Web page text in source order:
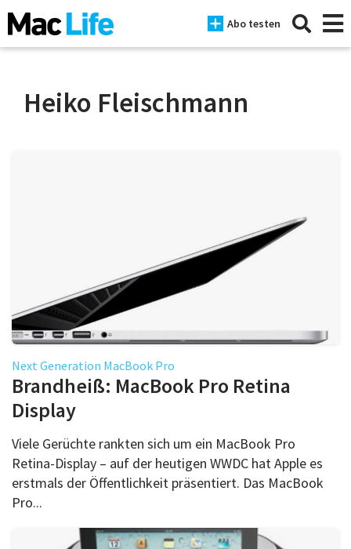
Abo testen
Magazine
Podcast
Mac Life+
Anmelden
Heiko Fleischmann
Next Generation MacBook Pro
Brandheiß: MacBook Pro Retina
Display
Viele Gerüchte rankten sich um ein MacBook Pro
Retina-Display – auf der heutigen WWDC hat Apple es
erstmals der Öffentlichkeit präsentiert. Das MacBook
Pro...